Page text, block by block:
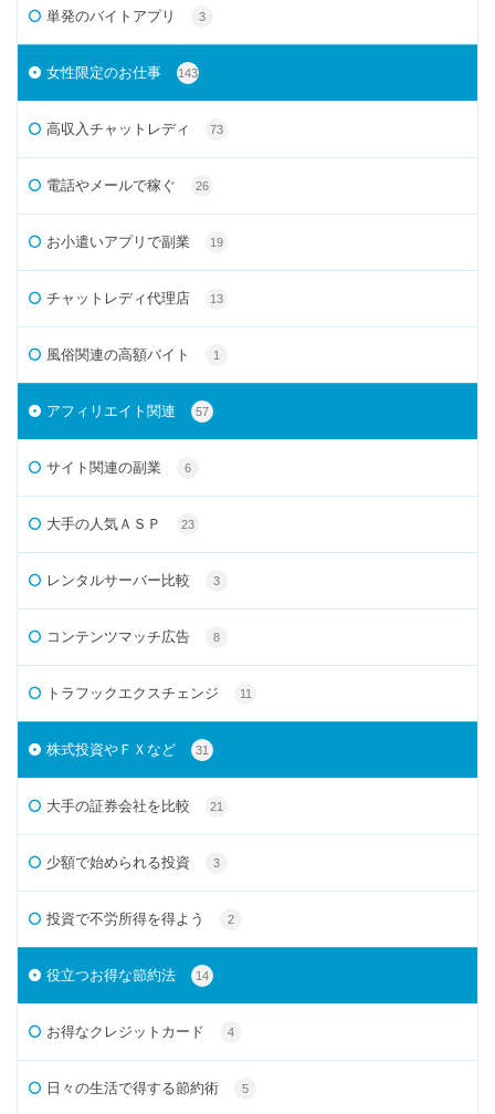
単発のバイトアプリ 3
女性限定のお仕事 143
高収入チャットレディ 73
電話やメールで稼ぐ 26
お小遣いアプリで副業 19
チャットレディ代理店 13
風俗関連の高額バイト 1
アフィリエイト関連 57
サイト関連の副業 6
大手の人気ＡＳＰ 23
レンタルサーバー比較 3
コンテンツマッチ広告 8
トラフックエクスチェンジ 11
株式投資やＦＸなど 31
大手の証券会社を比較 21
少額で始められる投資 3
投資で不労所得を得よう 2
役立つお得な節約法 14
お得なクレジットカード 4
日々の生活で得する節約術 5